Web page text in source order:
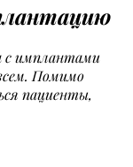
с имплантами
Помимо
пациенты,